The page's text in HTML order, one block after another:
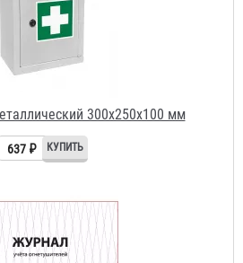
огнетушителей
156 ₽